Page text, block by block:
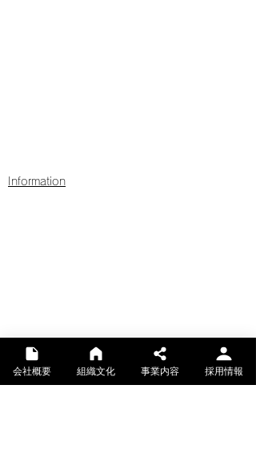
Information
会社概要 組織文化 事業内容 採用情報